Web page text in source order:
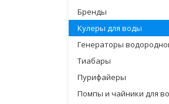
Бренды
Кулеры для воды
Генераторы
Тиабары
Пурифайеры
Помпы и чайники для